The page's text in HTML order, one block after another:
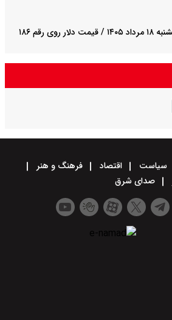
آخرین قیمت دلار امروز یکشنبه ۱۸ مرداد ۱۴۰۵ / قیمت دلار روی رقم ۱۸۶
سیاست اقتصاد
فرهنگ و هنر
صدای شرق